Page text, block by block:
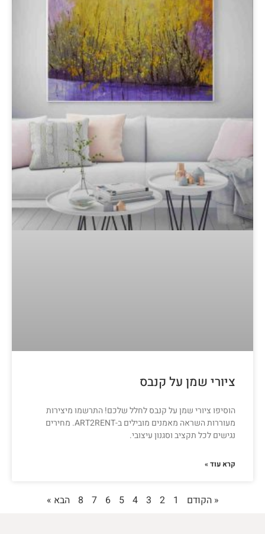
ציורי שמן על קנבס
הוסיפו ציורי שמן על קנבס לחלל שלכם! התרשמו מיצירות
מעוררות השראה מאמנים מובילים ב-ART2RENT. מחירים
נגישים לכל תקציב וסגנון עיצובי.
קרא עוד »
« הקודם 1
2
3
4
5
6
7
8 הבא »